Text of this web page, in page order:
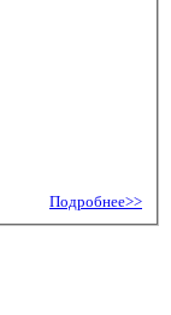
Подробнее>>